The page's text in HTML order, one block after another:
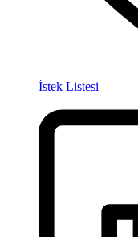
İstek Listesi